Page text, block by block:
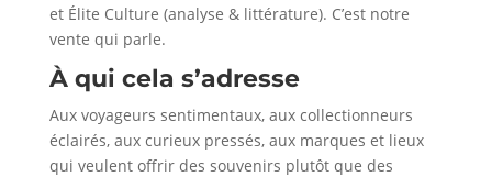
et Élite Culture (analyse & littérature). C’est notre
vente qui parle.
À qui cela s’adresse
Aux voyageurs sentimentaux, aux collectionneurs
éclairés, aux curieux pressés, aux marques et lieux
qui veulent offrir des souvenirs plutôt que des